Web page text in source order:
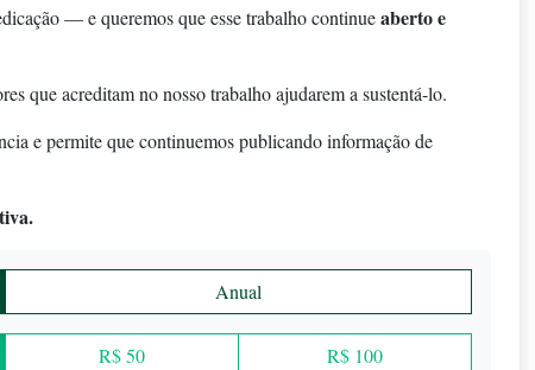
— e queremos que esse trabalho continueaberto e
que acreditam no nosso trabalho ajudarem a sustentá-lo.
e permite que continuemos publicando informação de
Anual
R$ 50 R$ 100